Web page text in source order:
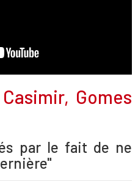
Gomes
par le fait de ne